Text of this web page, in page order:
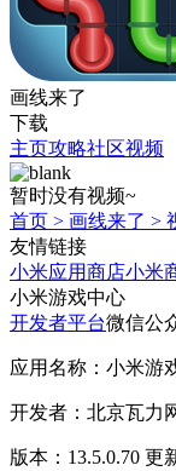
画线来了
下载
主页攻略社区视频
暂时没有视频~
首页 > 画线来了 >
友情链接
小米应用商店小米
小米游戏中心
开发者平台微信公
应用名称：小米游
开发者：北京瓦力
版本：13.5.0.70 更